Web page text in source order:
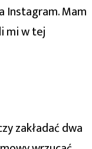
Instagram. Mam
mi w tej
zakładać dwa